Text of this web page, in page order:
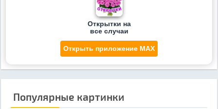
Открытки на
все случаи
Открыть приложение MAX
Популярные картинки